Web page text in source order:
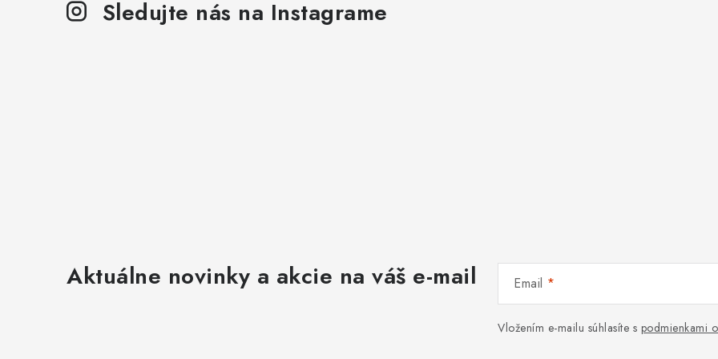
Sledujte nás na Instagrame
Aktuálne novinky a akcie na váš e-mail Email
Vložením e-mailu súhlasíte s podmienkami